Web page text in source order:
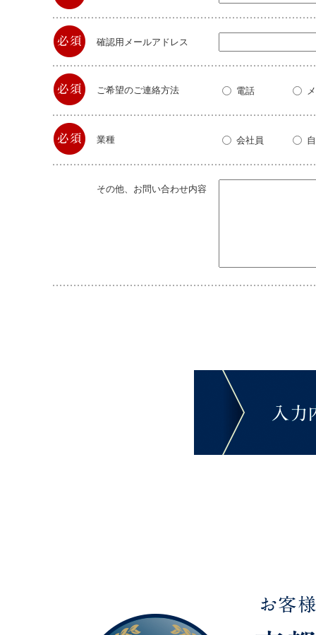
確認用メールアドレス
ご希望のご連絡方法 電話
業種 会社員
その他、お問い合わせ内容